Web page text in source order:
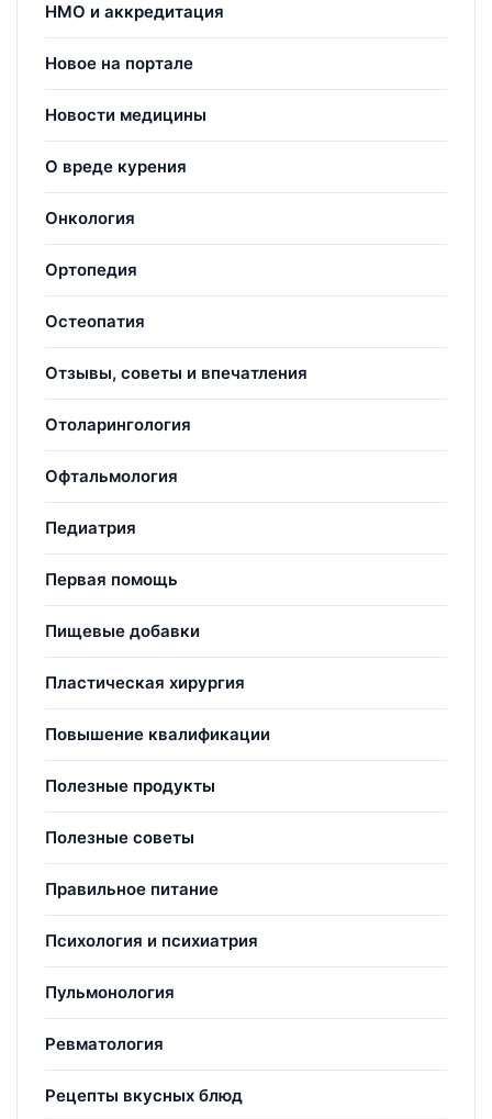
НМО и аккредитация
Новое на портале
Новости медицины
О вреде курения
Онкология
Ортопедия
Остеопатия
Отзывы, советы и впечатления
Отоларингология
Офтальмология
Педиатрия
Первая помощь
Пищевые добавки
Пластическая хирургия
Повышение квалификации
Полезные продукты
Полезные советы
Правильное питание
Психология и психиатрия
Пульмонология
Ревматология
Рецепты вкусных блюд